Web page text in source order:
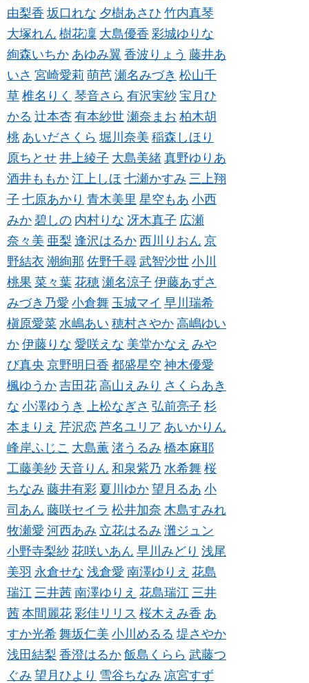
由梨香 坂口れな 夕樹あさひ 竹内真琴
大塚れん 樹花凜 大島優香 彩城ゆりな
絢森いちか あゆみ翼 香波りょう 藤井あ
いさ 宮崎愛莉 萌芭 瀬名みづき 松山千
草 椎名りく 琴音さら 有沢実紗 宝月ひ
かる 辻本杏 有本紗世 瀬奈まお 柏木胡
桃 あいださくら 堀川奈美 稲森しほり
原ちとせ 井上綾子 大島美緒 真野ゆりあ
酒井ももか 江上しほ 七瀬かすみ 三上翔
子 七原あかり 青木美里 星空もあ 小西
みか 碧しの 内村りな 冴木真子 広瀬
奈々美 亜梨 逢沢はるか 西川りおん 京
野結衣 潮絢那 佐野千尋 武智沙世 小川
桃果 菜々葉 花穂 瀬名涼子 伊藤あずさ
みづき乃愛 小倉舞 玉城マイ 早川瑞希
槇原愛菜 水嶋あい 穂村さやか 高嶋ゆい
か 伊藤りな 愛咲えな 美堂かなえ みや
び真央 京野明日香 都盛星空 神木優愛
楓ゆうか 吉田花 高山えみり さくらあき
な 小澤ゆうき 上松なぎさ 弘前亮子 杉
本まりえ 芹沢恋 芦名ユリア あいかりん
峰岸ふじこ 大島薫 渚うるみ 橋本麻耶
工藤美紗 天音りん 和泉紫乃 水希舞 桜
ちなみ 藤井有彩 夏川ゆか 望月るあ 小
司あん 藤咲セイラ 松井加奈 木島すみれ
牧瀬愛 河西あみ 立花はるみ 灘ジュン
小野寺梨紗 花咲いあん 早川みどり 浅尾
美羽 永倉せな 浅倉愛 南澤ゆりえ 花島
瑞江 三井茜 南澤ゆりえ 花島瑞江 三井
茜 本間麗花 彩佳リリス 桜木えみ香 あ
すか光希 舞坂仁美 小川めるる 堤さやか
浅田結梨 香澄はるか 飯島くらら 武藤つ
ぐみ 望月ひより 雪谷ちなみ 凉宮すず